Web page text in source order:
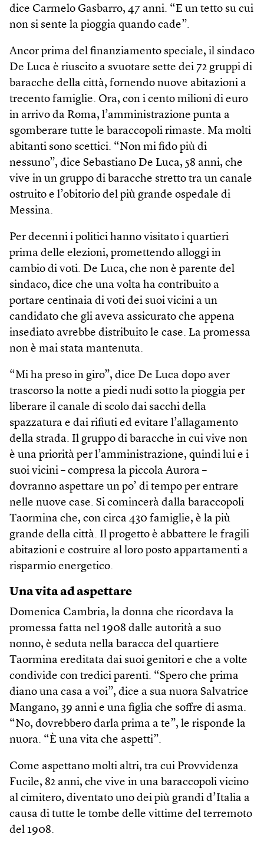
dice Carmelo Gasbarro, 47 anni. “E un tetto su cui
non si sente la pioggia quando cade”.
Ancor prima del finanziamento speciale, il sindaco
De Luca è riuscito a svuotare sette dei 72 gruppi di
baracche della città, fornendo nuove abitazioni a
trecento famiglie. Ora, con i cento milioni di euro
in arrivo da Roma, l’amministrazione punta a
sgomberare tutte le baraccopoli rimaste. Ma molti
abitanti sono scettici. “Non mi fido più di
nessuno”, dice Sebastiano De Luca, 58 anni, che
vive in un gruppo di baracche stretto tra un canale
ostruito e l’obitorio del più grande ospedale di
Messina.
Per decenni i politici hanno visitato i quartieri
prima delle elezioni, promettendo alloggi in
cambio di voti. De Luca, che non è parente del
sindaco, dice che una volta ha contribuito a
portare centinaia di voti dei suoi vicini a un
candidato che gli aveva assicurato che appena
insediato avrebbe distribuito le case. La promessa
non è mai stata mantenuta.
“Mi ha preso in giro”, dice De Luca dopo aver
trascorso la notte a piedi nudi sotto la pioggia per
liberare il canale di scolo dai sacchi della
spazzatura e dai rifiuti ed evitare l’allagamento
della strada. Il gruppo di baracche in cui vive non
è una priorità per l’amministrazione, quindi lui e i
suoi vicini – compresa la piccola Aurora –
dovranno aspettare un po’ di tempo per entrare
nelle nuove case. Si comincerà dalla baraccopoli
Taormina che, con circa 430 famiglie, è la più
grande della città. Il progetto è abbattere le fragili
abitazioni e costruire al loro posto appartamenti a
risparmio energetico.
Una vita ad aspettare
Domenica Cambria, la donna che ricordava la
promessa fatta nel 1908 dalle autorità a suo
nonno, è seduta nella baracca del quartiere
Taormina ereditata dai suoi genitori e che a volte
condivide con tredici parenti. “Spero che prima
diano una casa a voi”, dice a sua nuora Salvatrice
Mangano, 39 anni e una figlia che soffre di asma.
“No, dovrebbero darla prima a te”, le risponde la
nuora. “È una vita che aspetti”.
Come aspettano molti altri, tra cui Provvidenza
Fucile, 82 anni, che vive in una baraccopoli vicino
al cimitero, diventato uno dei più grandi d’Italia a
causa di tutte le tombe delle vittime del terremoto
del 1908.